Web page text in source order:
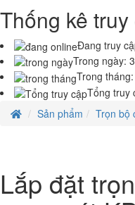
Máy bộ Ráp ASUS H110M
TH6)RAM 4G- 120G
8.150.000 đ6,500,000 đ
Asus VivoBook X413JA-
DDR4/128GB NVMe SSD/
13,550,000 đ
Laptop HP Elitebook 820 G1
14
7.850.000 đ6,900,000 đ
HỆ THỐNG CAMERA CÔNG
Nam)
HỆ THỐNG CAMERA CÔNG
Thống kê truy
Đang truy
Trong ngày:
Trong tháng:
Tổng truy
Sản phẩm
Trọn bộ
Lắp đặt